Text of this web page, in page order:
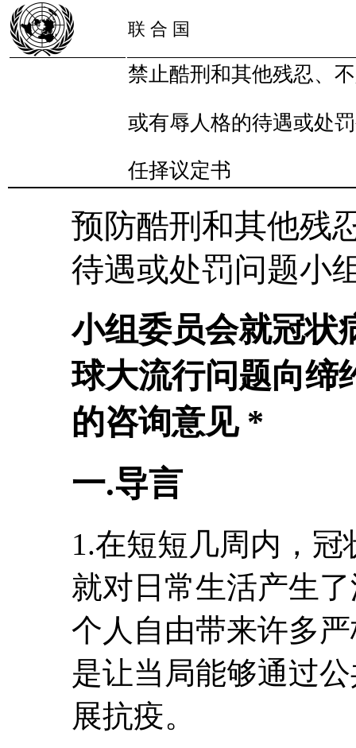
联 合 国
禁止酷刑和其他残忍、
或有辱人格的待遇或处
任择议定书
预防酷刑和其他残
待遇或处罚问题小
小组委员会就冠状
球大流行问题向缔
的咨询意见 *
一.导言
1.在短短几周内，
就对日常生活产生
个人自由带来许多
是让当局能够通过
展抗疫。